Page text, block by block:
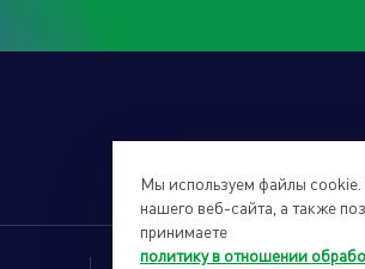
Мы используем файлы cookie.
нашего веб-сайта, а также
принимаете
политику в отношении